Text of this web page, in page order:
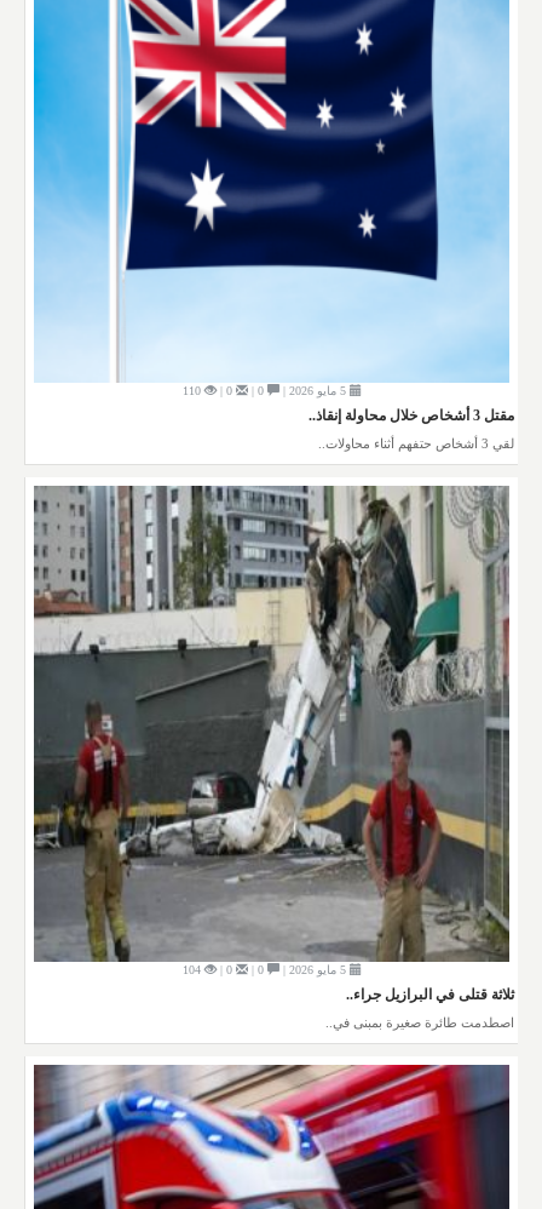
5 مايو 2026 | 0 |
0 |
110
مقتل 3 أشخاص خلال محاولة إنقاذ..
لقي 3 أشخاص حتفهم أثناء محاولات..
5 مايو 2026 | 0 |
0 |
104
ثلاثة قتلى في البرازيل جراء..
اصطدمت طائرة صغيرة بمبنى في..